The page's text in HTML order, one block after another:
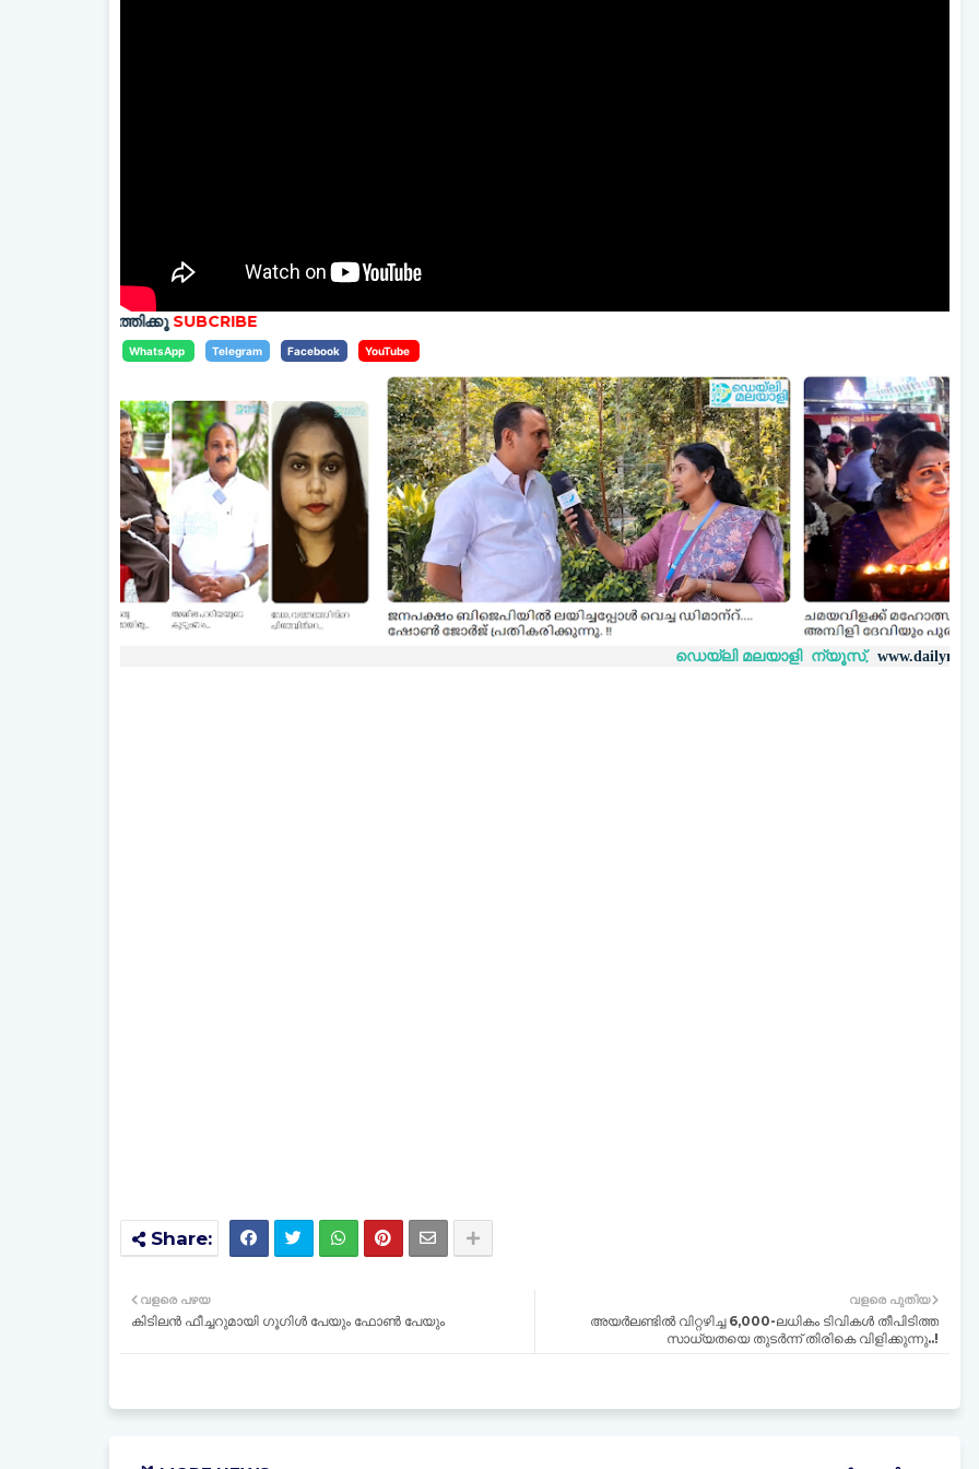
SUBCRIBE
WhatsApp Telegram Facebook YouTube
ഡെയ്‌ലി മലയാളി ന്യൂസ്, www.dailymalayaly.com
വളരെ പുതിയ
അയർലണ്ടിൽ വിറ്റഴിച്ച 6,000-ലധികം ടിവികൾ തീപിടിത്ത
സാധ്യതയെ തുടർന്ന് തിരികെ വിളിക്കുന്നു..!
വളരെ പഴയ
കിടിലൻ ഫീച്ചറുമായി ഗൂഗിൾ പേയും ഫോൺ പേയും